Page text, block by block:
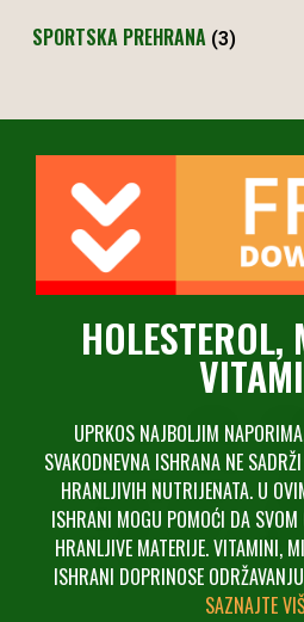
SPORTSKA PREHRANA (3)
HOLESTEROL,
UPRKOS NAJBOLJIM
SVAKODNEVNA ISHRANA NE
HRANLJIVIH NUTRIJENATA. U
ISHRANI MOGU POMOĆI DA SVOM
HRANLJIVE MATERIJE. VITAMINI,
ISHRANI DOPRINOSE
SAZNAJTE